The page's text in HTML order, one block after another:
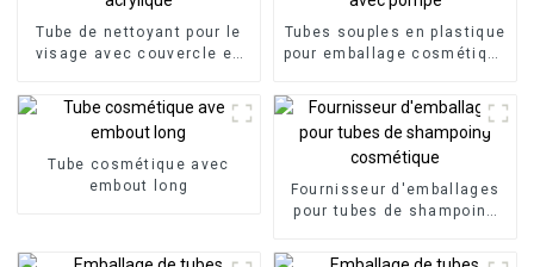
Tube de nettoyant pour le
visage avec couvercle en
Tubes souples en plastique
pour emballage cosmétique
Tube cosmétique avec
embout long
Fournisseur d'emballages
pour tubes de shampoing